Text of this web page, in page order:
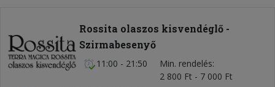
Rossita olaszos kisvendéglő -
Szirmabesenyő
11:00 - 21:50
Min. rendelés
2 800 Ft - 7 000 Ft